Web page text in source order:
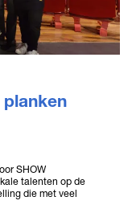
SHOW
talenten op de
die met veel